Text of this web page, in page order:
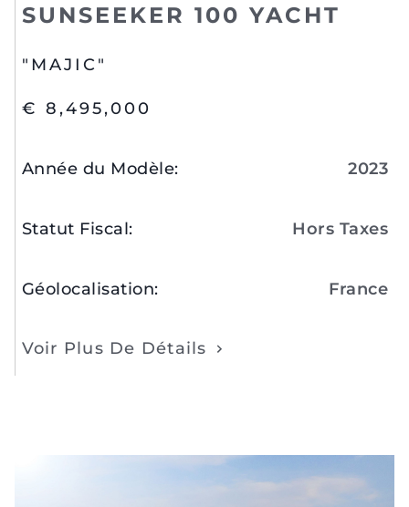
SUNSEEKER 100 YACHT
"MAJIC"
€ 8,495,000
Année du Modèle: 2023
Statut Fiscal: Hors Taxes
Géolocalisation: France
Voir Plus De Détails